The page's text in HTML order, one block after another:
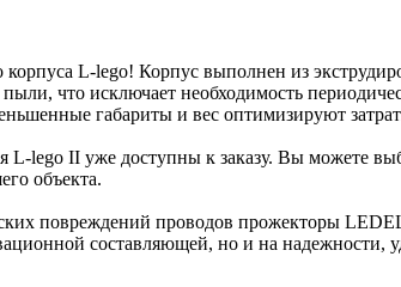
L-lego! Корпус выполнен из
что исключает необходимость
габариты и вес оптимизируют
L-lego II уже доступны к заказу. Вы можете
объекта.
повреждений проводов прожекторы
составляющей, но и на надежности,